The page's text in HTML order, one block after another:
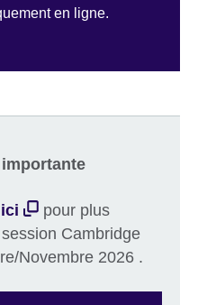
en ligne.
pour plus
Cambridge
Novembre 2026 .